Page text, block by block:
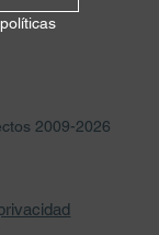
2009-2026